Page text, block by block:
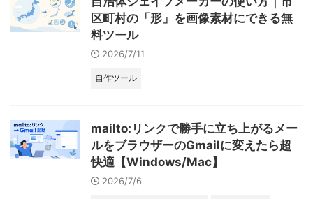
区町村の「形」を画像素材にできる無
料ツール
2026/7/11
自作ツール
mailto:リンクで勝手に立ち上がるメー
ルをブラウザーのGmailに変えたら超
快適【Windows/Mac】
2026/7/6